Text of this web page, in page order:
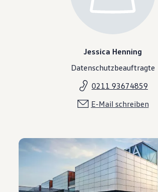
Jessica Henning
Datenschutzbeauftragte
0211 93674859
E-Mail schreiben